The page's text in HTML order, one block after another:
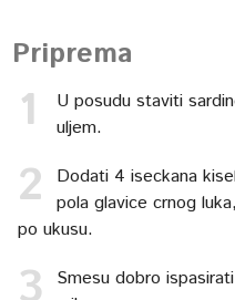
Priprema
U posudu staviti
uljem.
Dodati 4 iseckana
pola glavice crnog
po ukusu.
Smesu dobro